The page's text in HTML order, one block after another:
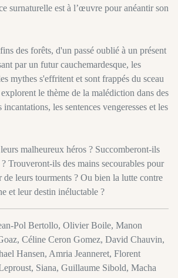
surnaturelle est à l’œuvre pour anéantir son
des forêts, d'un passé oublié à un présent
par un futur cauchemardesque, les
mythes s'effritent et sont frappés du sceau
le thème de la malédiction dans des
les sentences vengeresses et les
malheureux héros ? Succomberont-ils
Trouveront-ils des mains secourables pour
de leurs tourments ? Ou bien la lutte contre
et leur destin inéluctable ?
Pol Bertollo, Olivier Boile, Manon
Céline Ceron Gomez, David Chauvin,
Hansen, Amria Jeanneret, Florent
Siana, Guillaume Sibold, Macha